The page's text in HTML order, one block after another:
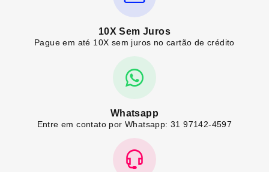
10X Sem Juros
Pague em até 10X sem juros no cartão de crédito
Whatsapp
Entre em contato por Whatsapp: 31 97142-4597